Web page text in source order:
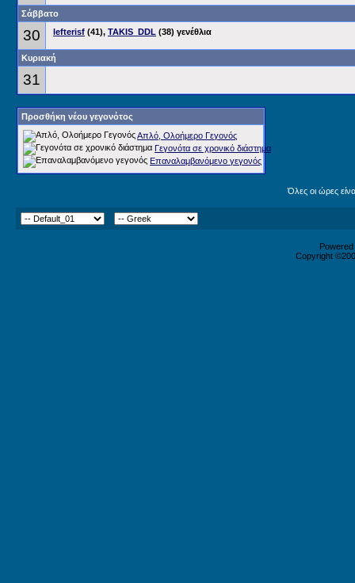
Σάββατο
30 lefterisf (41), TAKIS_DDL (38) γενέθλια
Κυριακή
31
Προσθήκη νέου γεγονότος
Απλό, Ολοήμερο Γεγονός
Γεγονότα σε χρονικό διάστημα
Επαναλαμβανόμενο γεγονός
Όλες οι ώρες
Copyright